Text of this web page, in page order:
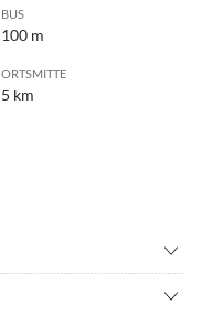
BUS
100 m
ORTSMITTE
5 km